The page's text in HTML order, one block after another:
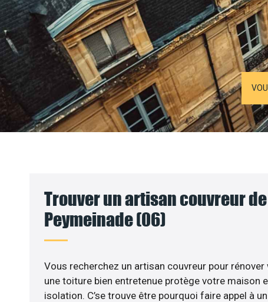
Trouver un artisan couvreur
Peymeinade (06)
Vous recherchez un artisan couvreur pour
une toiture bien entretenue protège votre maison
isolation. C’se trouve être pourquoi faire appel à